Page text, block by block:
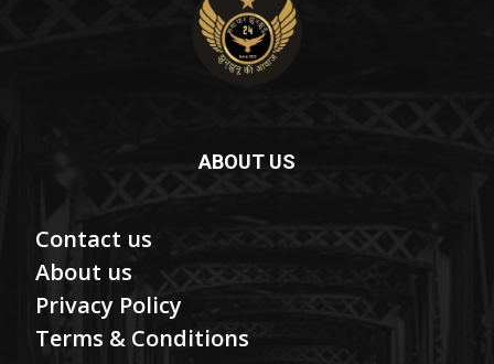
ABOUT US
Contact us
About us
Privacy Policy
Terms & Conditions